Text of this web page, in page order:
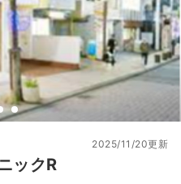
ックR
2025/11/20更新